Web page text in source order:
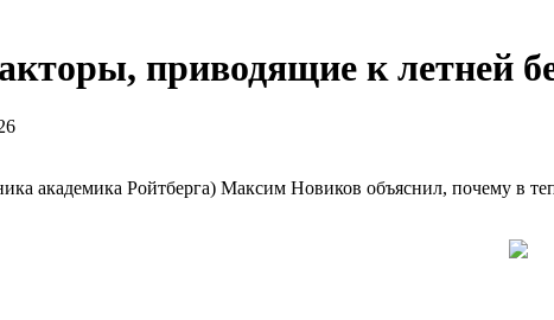
приводящие к летней
академика Ройтберга) Максим Новиков объяснил, почему в